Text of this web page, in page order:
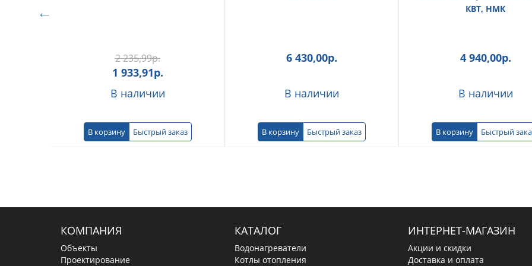
2 235,99р.
1 933,91р.
В наличии
В корзину Быстрый заказ
6 430,00р.
В наличии
В корзину Быстрый заказ
КВТ, НМК
4 940,00р.
В наличии
В корзину Быстрый
КОМПАНИЯ
Объекты
Проектирование
КАТАЛОГ
Водонагреватели
Котлы отопления
ИНТЕРНЕТ-МАГАЗИН
Акции и скидки
Доставка и оплата